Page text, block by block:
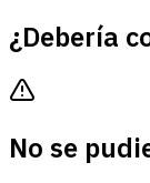
¿Debería
No se